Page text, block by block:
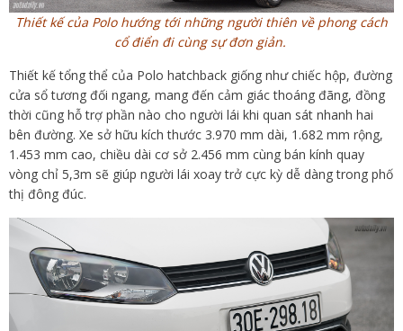
Thiết kế của Polo hướng tới những người thiên về phong cách
cổ điển đi cùng sự đơn giản.
Thiết kế tổng thể của Polo hatchback giống như chiếc hộp, đường
cửa sổ tương đối ngang, mang đến cảm giác thoáng đãng, đồng
thời cũng hỗ trợ phần nào cho người lái khi quan sát nhanh hai
bên đường. Xe sở hữu kích thước 3.970 mm dài, 1.682 mm rộng,
1.453 mm cao, chiều dài cơ sở 2.456 mm cùng bán kính quay
vòng chỉ 5,3m sẽ giúp người lái xoay trở cực kỳ dễ dàng trong phố
thị đông đúc.